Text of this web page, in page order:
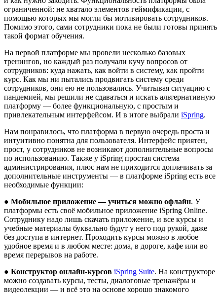
ограниченной: не хватало элементов геймификации, с
помощью которых мы могли бы мотивировать сотрудников.
Помимо этого, сами сотрудники пока не были готовы принять
такой формат обучения.
На первой платформе мы провели несколько базовых
тренингов, но каждый раз получали кучу вопросов от
сотрудников: куда нажать, как войти в систему, как пройти
курс. Как мы ни пытались продвигать систему среди
сотрудников, они ею не пользовались. Учитывая ситуацию с
пандемией, мы решили не сдаваться и искать альтернативную
платформу — более функциональную, с простым и
привлекательным интерфейсом. И в итоге выбрали iSpring.
Нам понравилось, что платформа в первую очередь проста и
интуитивно понятна для пользователя. Интерфейс приятен,
прост, у сотрудников не возникают дополнительные вопросы
по использованию. Также у iSpring простая система
администрирования, плюс нам не приходится доплачивать за
дополнительные инструменты — в платформе iSpring есть все
необходимые функции:
● Мобильное приложение — учиться можно офлайн. У
платформы есть своё мобильное приложение iSpring Online.
Сотруднику надо лишь скачать приложение, и все курсы и
учебные материалы буквально будут у него под рукой, даже
без доступа в интернет. Проходить курсы можно в любое
удобное время и в любом месте: дома, в дороге, кафе или во
время перерывов на работе.
● Конструктор онлайн-курсов iSpring Suite. На конструкторе
можно создавать курсы, тесты, диалоговые тренажёры и
видеолекции — и всё это на основе хорошо знакомого